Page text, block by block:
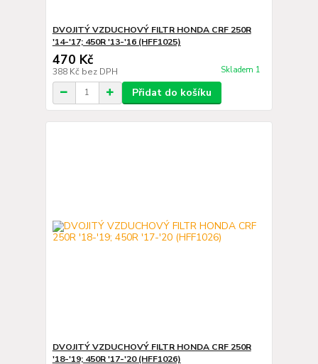
DVOJITÝ VZDUCHOVÝ FILTR HONDA CRF 250R
'14-'17; 450R '13-'16 (HFF1025)
470 Kč
388 Kč bez DPH Skladem 1
Přidat do košíku
DVOJITÝ VZDUCHOVÝ FILTR HONDA CRF 250R
'18-'19; 450R '17-'20 (HFF1026)